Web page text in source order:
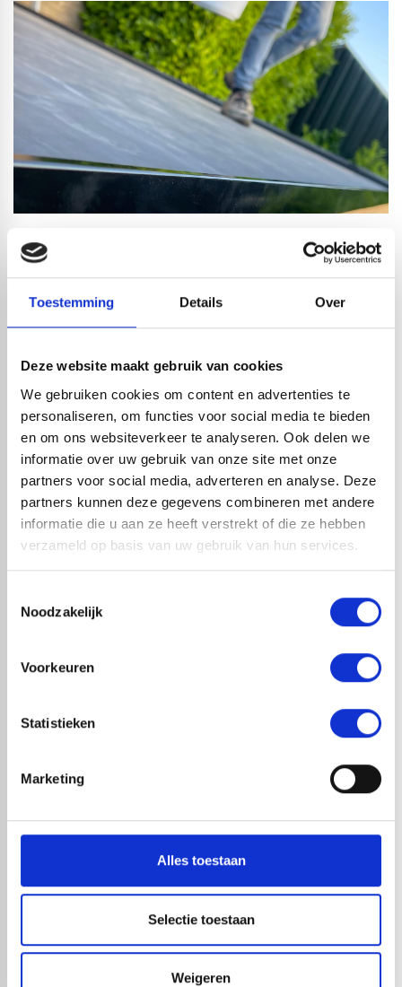
Toestemming Details Over
Deze website maakt gebruik van cookies
We gebruiken cookies om content en advertenties te
personaliseren, om functies voor social media te bieden
en om ons websiteverkeer te analyseren. Ook delen we
informatie over uw gebruik van onze site met onze
partners voor social media, adverteren en analyse. Deze
partners kunnen deze gegevens combineren met andere
informatie die u aan ze heeft verstrekt of die ze hebben
verzameld op basis van uw gebruik van hun services.
Noodzakelijk
Voorkeuren
Statistieken
Marketing
Alles toestaan
Selectie toestaan
Weigeren
PRODUCTOMSCHRIJVING
dakbedekkingsmateriaal van ons eigen label. De EPDM is
een elastisch rubber van ethyleen en propyleen. De folie is
en licht hellende daken dankzij de uitstekende
materiaal is onderhoudsarm en gaat langer dan 40 jaar
mee. Kies voor betrouwbaarheid met RedFox® EPDM
waarbij we direct uit voorraad leveren in vele verschillende
rolbreedtes.
Productinformatieblad - RF EPDM Zwart.pdf
check_circleLeverancier met expertise in EPDM-verwerking
HANDIG OM ER BIJ TE KOPEN
REDFOX® UNIVERSAL CORNER
SEAL ZELFKLEVEND
REDFOX® MS POLYMEER KIT |
ZWART 290ML
1-4 dagen levertijd